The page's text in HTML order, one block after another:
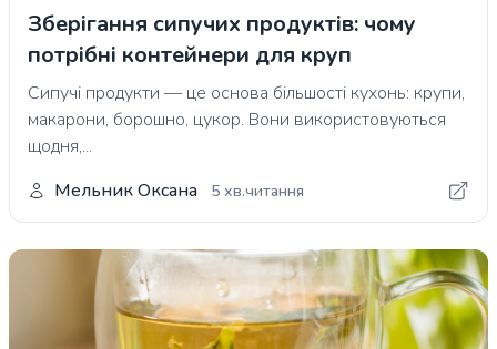
Зберігання сипучих продуктів: чому
потрібні контейнери для круп
Сипучі продукти — це основа більшості кухонь: крупи,
макарони, борошно, цукор. Вони використовуються
щодня,...
Мельник Оксана
5 хв.читання